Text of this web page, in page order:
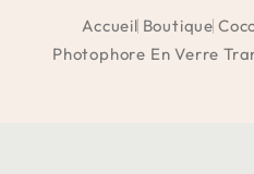
Accueil Boutique
Photophore En Verre